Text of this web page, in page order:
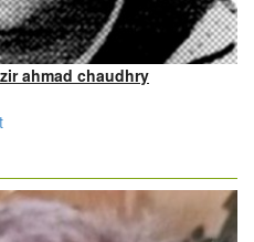
ahmad chaudhry